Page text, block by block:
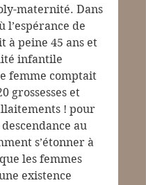
maternité. Dans
l’espérance de
à peine 45 ans et
infantile
femme comptait
grossesses et
! pour
au
s’étonner à
les femmes
existence